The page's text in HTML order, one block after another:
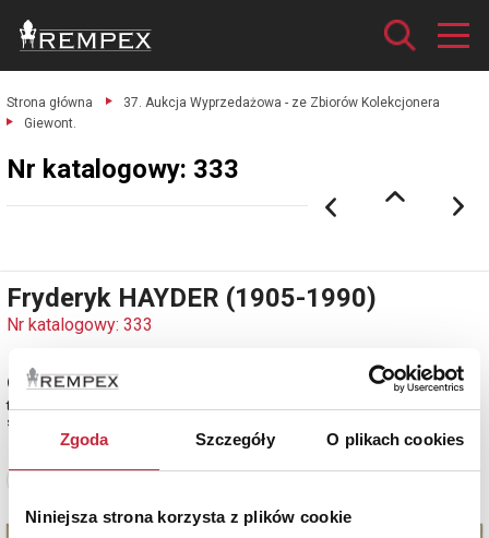
Zgoda Szczegóły O plikach cookies
Niniejsza strona korzysta z plików cookie
Strona główna
37. Aukcja Wyprzedażowa - ze Zbiorów Kolekcjonera
Giewont.
Nr katalogowy: 333
Fryderyk HAYDER (1905-1990)
Nr katalogowy: 333
Giewont
tusz, piórko, tusz lawowany, akwarela, papier; 28,5 x 41 cm;
sygn. l. d.: F. Hayder.